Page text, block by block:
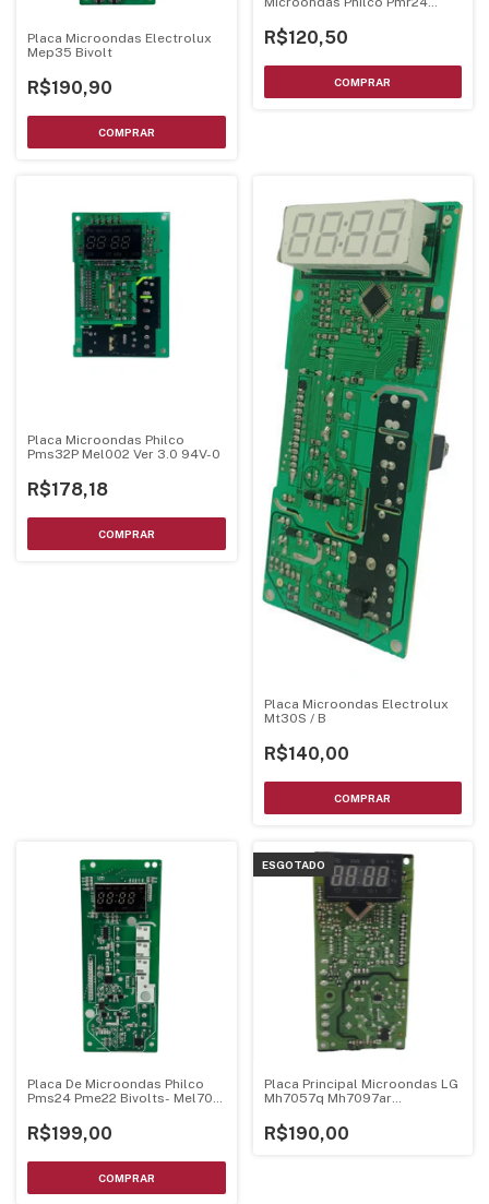
Placa Microondas Electrolux
Mep35 Bivolt
R$190,90
R$120,50
Placa Microondas Philco
Pms32P Mel002 Ver 3.0 94V-0
R$178,18
Placa Microondas Electrolux
Mt30S / B
R$140,00
Placa De Microondas Philco
Pms24 Pme22 Bivolts- Mel705
R$199,00
ESGOTADO
Placa Principal Microondas LG
Mh7057q Mh7097ar
R$190,00